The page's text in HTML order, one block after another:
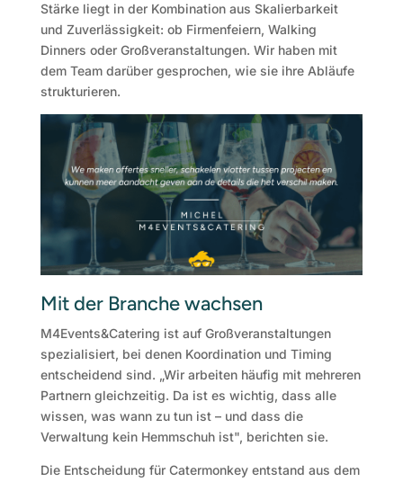
Stärke liegt in der Kombination aus Skalierbarkeit
und Zuverlässigkeit: ob Firmenfeiern, Walking
Dinners oder Großveranstaltungen. Wir haben mit
dem Team darüber gesprochen, wie sie ihre Abläufe
strukturieren.
Mit der Branche wachsen
M4Events&Catering ist auf Großveranstaltungen
spezialisiert, bei denen Koordination und Timing
entscheidend sind. „Wir arbeiten häufig mit mehreren
Partnern gleichzeitig. Da ist es wichtig, dass alle
wissen, was wann zu tun ist – und dass die
Verwaltung kein Hemmschuh ist", berichten sie.
Die Entscheidung für Catermonkey entstand aus dem